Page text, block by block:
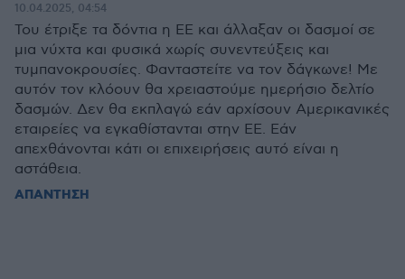
10.04.2025, 04:54
Του έτριξε τα δόντια η ΕΕ και άλλαξαν οι δασμοί σε
μια νύχτα και φυσικά χωρίς συνεντεύξεις και
τυμπανοκρουσίες. Φανταστείτε να τον δάγκωνε! Με
αυτόν τον κλόουν θα χρειαστούμε ημερήσιο δελτίο
δασμών. Δεν θα εκπλαγώ εάν αρχίσουν Αμερικανικές
εταιρείες να εγκαθίστανται στην ΕΕ. Εάν
απεχθάνονται κάτι οι επιχειρήσεις αυτό είναι η
αστάθεια.
ΑΠΑΝΤΗΣΗ